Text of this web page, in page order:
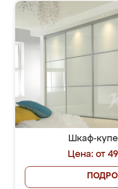
Шкаф-
Цена: от